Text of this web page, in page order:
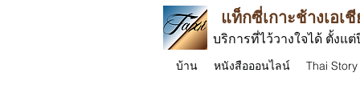
แท็กซี่เกาะช้างเอเชี
บริการที่ไว้วางใจได้ ตั้งแต่
บ้าน หนังสือออนไลน์ Thai Story